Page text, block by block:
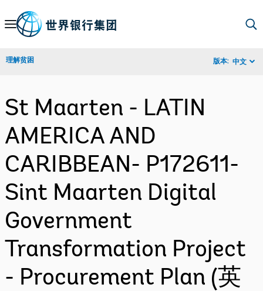
Skip
Navigation
理解贫困 版本: 中文
St Maarten - LATIN
AMERICA AND
CARIBBEAN- P172611-
Sint Maarten Digital
Government
Transformation Project
- Procurement Plan (英